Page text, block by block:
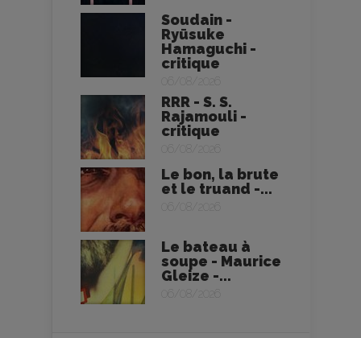
Soudain -
Ryūsuke
Hamaguchi -
critique
06/08/2026
RRR - S. S.
Rajamouli -
critique
06/08/2026
Le bon, la brute
et le truand -...
06/08/2026
Le bateau à
soupe - Maurice
Gleize -...
06/08/2026